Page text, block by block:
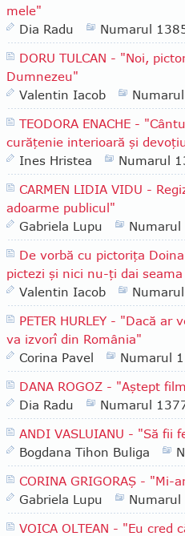
mele"
Dia Radu
Numarul
DORU TULCAN - "Noi,
Dumnezeu"
Valentin Iacob
TEODORA ENACHE -
curăţenie interioară şi
Ines Hristea
Numarul
CARMEN LIDIA VIDU -
adoarme publicul"
Gabriela Lupu
De vorbă cu pictoriţa
pictezi şi nici nu-ţi dai
Valentin Iacob
PETER HURLEY - "Dacă
va izvorî din România"
Corina Pavel
Numarul
DANA ROGOZ - "Aştept
Dia Radu
Numarul
ANDI VASLUIANU - "Să fii
Bogdana Tihon Buliga
CORINA GRIGORAŞ -
Gabriela Lupu
VOICA OLTEAN - "Eu